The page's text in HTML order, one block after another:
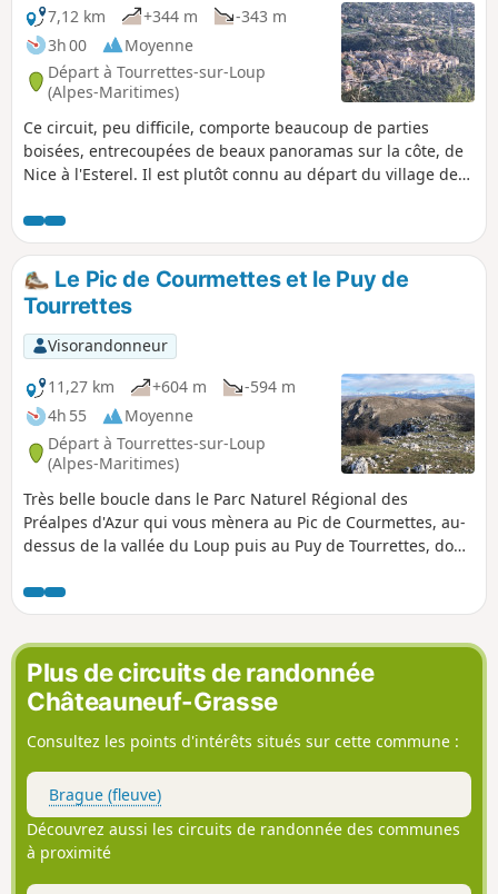
7,12 km
+344 m
-343 m
3h 00
Moyenne
Départ à Tourrettes-sur-Loup
(Alpes-Maritimes)
Ce circuit, peu difficile, comporte beaucoup de parties
boisées, entrecoupées de beaux panoramas sur la côte, de
Nice à l'Esterel. Il est plutôt connu au départ du village de
Courmettes. La distance est sensiblement la même, mais on
évite toute la partie en route bitumée proche du village.
Le Pic de Courmettes et le Puy de
Tourrettes
Visorandonneur
11,27 km
+604 m
-594 m
4h 55
Moyenne
Départ à Tourrettes-sur-Loup
(Alpes-Maritimes)
Très belle boucle dans le Parc Naturel Régional des
Préalpes d'Azur qui vous mènera au Pic de Courmettes, au-
dessus de la vallée du Loup puis au Puy de Tourrettes, dont
ovins. Les panoramas sur le pays côtier et la chaîne
frontière ne décevront personne.
Plus de circuits de randonnée
Châteauneuf-Grasse
Consultez les points d'intérêts situés sur cette commune :
Brague (fleuve)
Découvrez aussi les circuits de randonnée des communes
à proximité